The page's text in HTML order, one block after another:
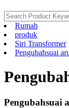
Rumah
produk
Siri Transformer
Pengubahsuai
Pengubahsuai